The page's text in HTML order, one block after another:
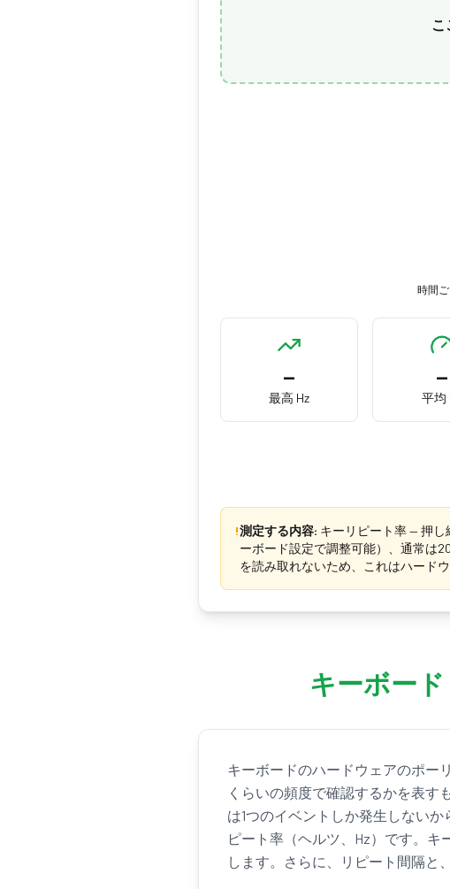
時間
—
最高 Hz
—
平均
!測定する内容: キーリピート率 — 押
ーボード設定で調整可能）、通常は
を読み取れないため、これはハード
キーボー
キーボードのハードウェアのポー
くらいの頻度で確認するかを表す
は1つのイベントしか発生しない
ピート率（ヘルツ、Hz）です。
します。さらに、リピート間隔と